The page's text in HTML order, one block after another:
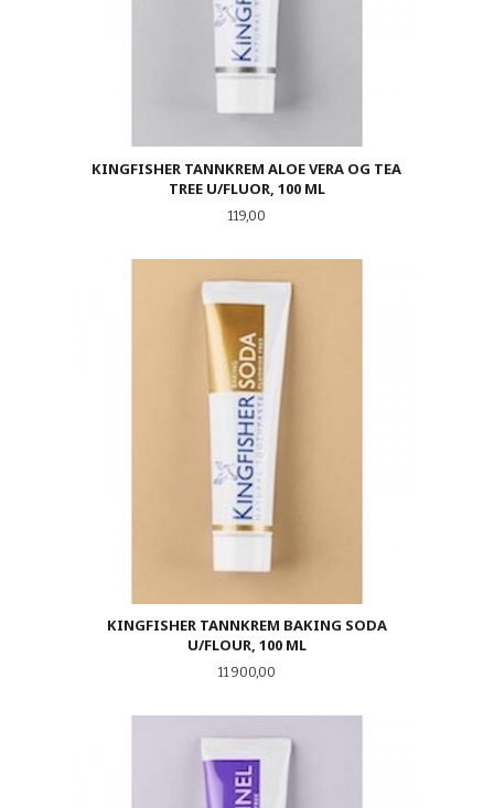
KINGFISHER TANNKREM ALOE VERA OG TEA
TREE U/FLUOR, 100 ML
Pris
119,00
KINGFISHER TANNKREM BAKING SODA
U/FLOUR, 100 ML
Pris
11 900,00